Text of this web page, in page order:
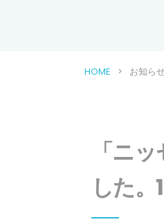
HOME お知ら
「ニ
した